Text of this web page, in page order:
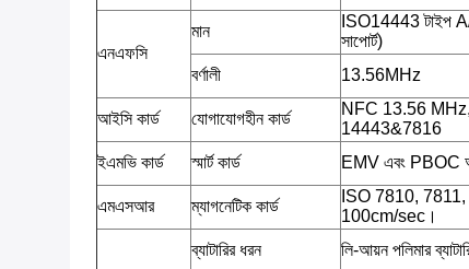
এনএফসি
মান
ISO14443
সাপোর্ট)
বর্ণালী
13.56MHz
আইসি কার্ড যোগাযোগহীন কার্ড
NFC 13.56 MHz,
14443&7816
ইএমভি কার্ড
স্মার্ট কার্ড EMV এবং PBOC
এমএসআর ম্যাগনেটিক কার্ড
ISO 7810, 7811,
100cm/sec।
ব্যাটারির ধরন লি-আয়ন পলিমার